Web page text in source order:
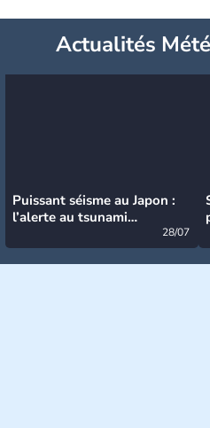
Actualités
Puissant séisme au Japon :
l’alerte au tsunami
28/07